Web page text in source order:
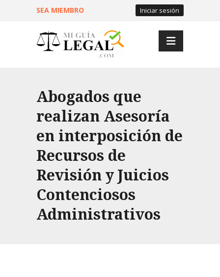
SEA MIEMBRO Iniciar sesión
Abogados que
realizan Asesoría
en interposición de
Recursos de
Revisión y Juicios
Contenciosos
Administrativos